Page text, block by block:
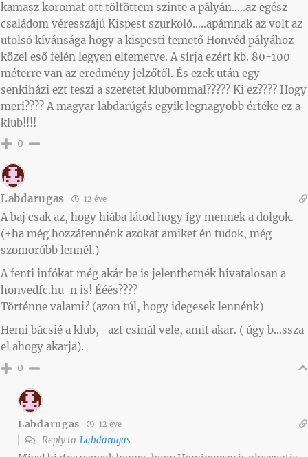
kamasz koromat ott töltöttem szinte a pályán…..az egész
családom véresszájú Kispest szurkoló…..apámnak az volt az
utolsó kívánsága hogy a kispesti temető Honvéd pályához
közel eső felén legyen eltemetve. A sírja ezért kb. 80-100
méterre van az eredmény jelzőtől. És ezek után egy
senkiházi ezt teszi a szeretet klubommal????? Ki ez???? Hogy
meri???? A magyar labdarúgás egyik legnagyobb értéke ez a
klub!!!!
0
Labdarugas 12 éve
A baj csak az, hogy hiába látod hogy így mennek a dolgok.
(+ha még hozzátennénk azokat amiket én tudok, még
szomorúbb lennél.)
A fenti infókat még akár be is jelenthetnék hivatalosan a
honvedfc.hu-n is! Ééés????
Történne valami? (azon túl, hogy idegesek lennénk)
Hemi bácsié a klub,- azt csinál vele, amit akar. ( úgy b…ssza
el ahogy akarja).
0
Labdarugas 12 éve
Reply to Labdarugas